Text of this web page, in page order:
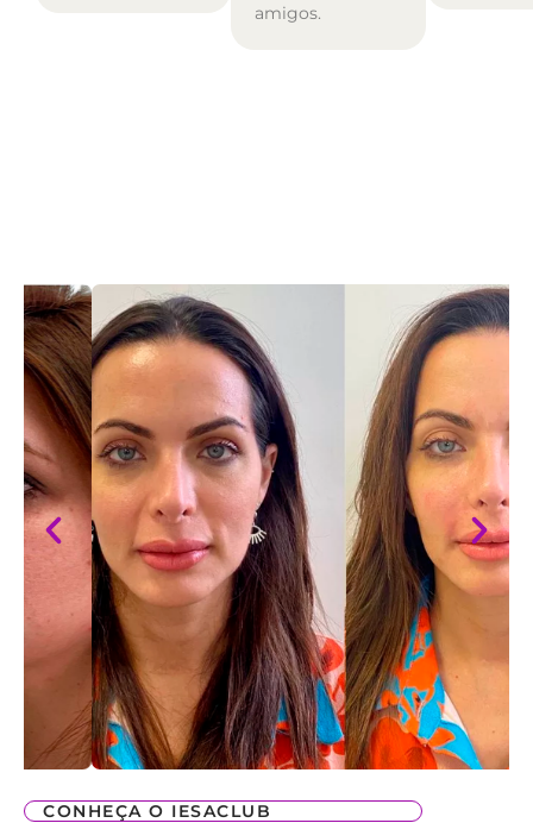
amigos.
CONHEÇA O IESACLUB